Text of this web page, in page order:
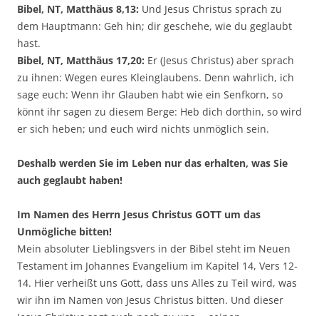
Bibel, NT, Matthäus 8,13: Und Jesus Christus sprach zu
dem Hauptmann: Geh hin; dir geschehe, wie du geglaubt
hast.
Bibel, NT, Matthäus 17,20: Er (Jesus Christus) aber sprach
zu ihnen: Wegen eures Kleinglaubens. Denn wahrlich, ich
sage euch: Wenn ihr Glauben habt wie ein Senfkorn, so
könnt ihr sagen zu diesem Berge: Heb dich dorthin, so wird
er sich heben; und euch wird nichts unmöglich sein.
Deshalb werden Sie im Leben nur das erhalten, was Sie
auch geglaubt haben!
Im Namen des Herrn Jesus Christus GOTT um das
Unmögliche bitten!
Mein absoluter Lieblingsvers in der Bibel steht im Neuen
Testament im Johannes Evangelium im Kapitel 14, Vers 12-
14. Hier verheißt uns Gott, dass uns Alles zu Teil wird, was
wir ihn im Namen von Jesus Christus bitten. Und dieser